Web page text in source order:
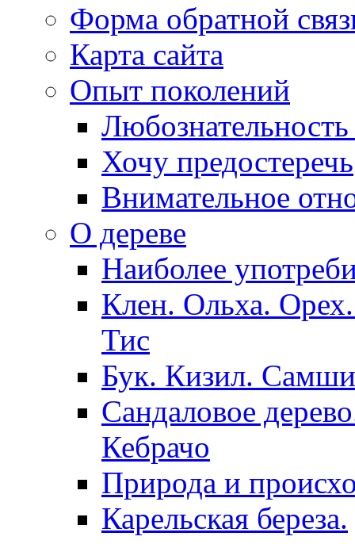
Форма обратной
Карта сайта
Опыт поколений
Любознательность
Хочу предостеречь
Внимательное
О дереве
Наиболее
Клен. Ольха.
Тис
Бук. Кизил.
Сандаловое
Кебрачо
Природа и
Карельская береза.